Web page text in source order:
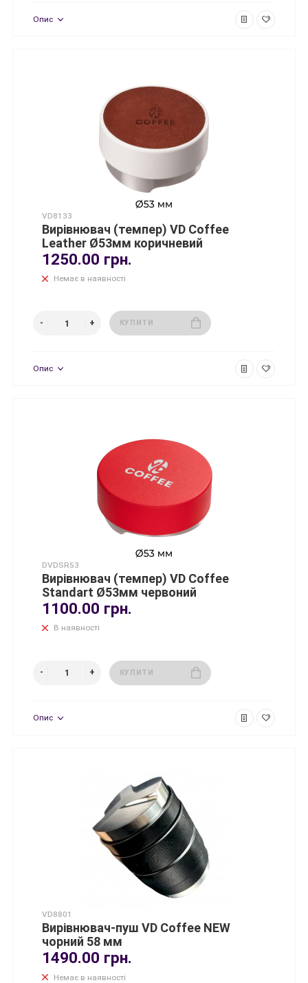
Опис
VD8133
Вирівнювач (темпер) VD Coffee
Leather Ø53мм коричневий
1250.00 грн.
Немає в наявності
КУПИТИ
Опис
DVDSR53
Вирівнювач (темпер) VD Coffee
Standart Ø53мм червоний
1100.00 грн.
В наявності
КУПИТИ
Опис
VD8801
Вирівнювач-пуш VD Coffee NEW
чорний 58 мм
1490.00 грн.
Немає в наявності